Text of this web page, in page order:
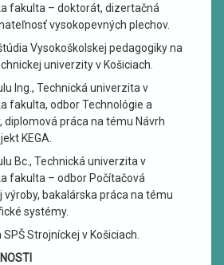
fakulta – doktorát, dizertačná
vysokopevných plechov.
Vysokoškolskej pedagogiky na
univerzity v Košiciach.
Ing., Technická univerzita v
fakulta, odbor Technológie a
diplomová práca na tému Návrh
KEGA.
Bc., Technická univerzita v
fakulta – odbor Počítačová
bakalárska práca na tému
systémy.
Strojníckej v Košiciach.